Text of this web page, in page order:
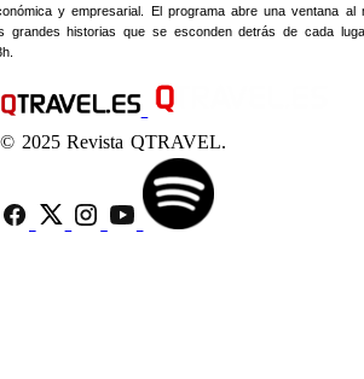
y empresarial. El programa abre una ventana
grandes historias que se esconden detrás de cada
© 2025 Revista QTRAVEL.